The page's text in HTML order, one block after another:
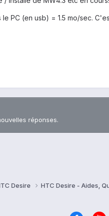
PC (en usb) = 1.5 mo/sec.
réponses.
Desire HTC Desire - Aides,